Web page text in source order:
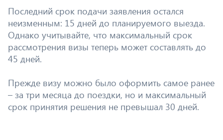
Последний срок подачи заявления остался
неизменным: 15 дней до планируемого выезда.
Однако учитывайте, что максимальный срок
рассмотрения визы теперь может составлять до
45 дней.
Прежде визу можно было оформить самое ранее
– за три месяца до поездки, но и максимальный
срок принятия решения не превышал 30 дней.